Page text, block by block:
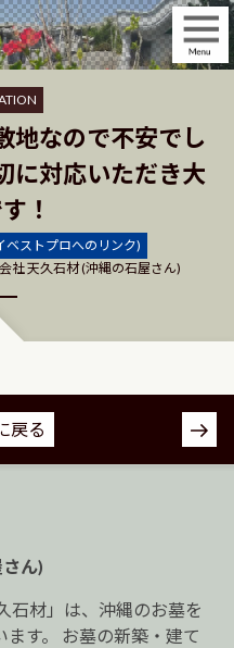
地なので不安でし
に対応いただき大
！
ベストプロへのリンク)
社 天久石材 (沖縄の石屋さん)
戻る
ん)
石材」は、沖縄のお墓を
す。 お墓の新築・建て